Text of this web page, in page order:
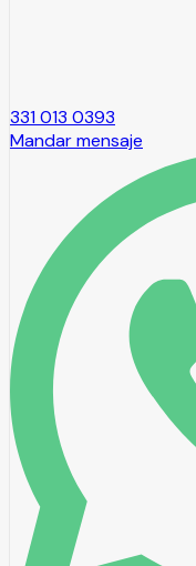
331 013 0393
Mandar mensaje